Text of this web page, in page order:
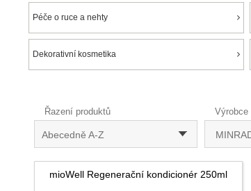
Péče o ruce a nehty
Dekorativní kosmetika
Řazení produktů
Abecedně A-Z
Výrobce
mioWell Regenerační kondicionér 250ml